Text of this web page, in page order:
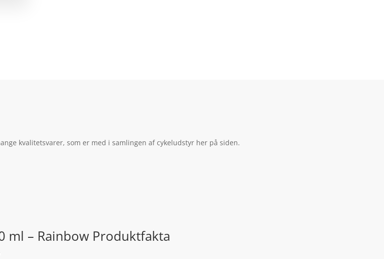
kvalitetsvarer, som er med i samlingen af cykeludstyr her på siden.
ml – Rainbow Produktfakta